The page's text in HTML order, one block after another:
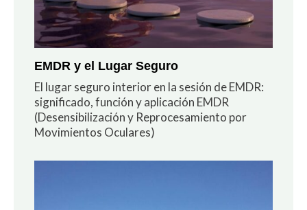
EMDR y el Lugar Seguro
El lugar seguro interior en la sesión de EMDR:
significado, función y aplicación EMDR
(Desensibilización y Reprocesamiento por
Movimientos Oculares)